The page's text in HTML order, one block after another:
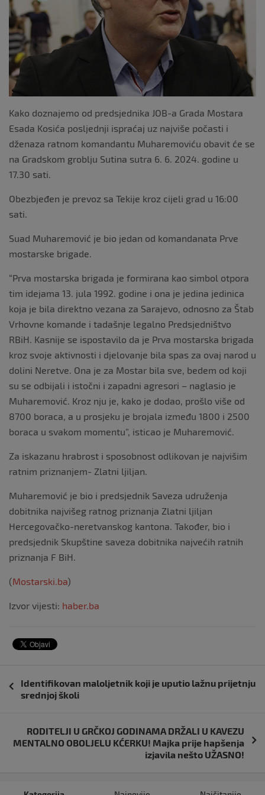
Kako doznajemo od predsjednika JOB-a Grada Mostara
Esada Kosića posljednji ispraćaj uz najviše počasti i
dženaza ratnom komandantu Muharemoviću obavit će se
na Gradskom groblju Sutina sutra 6. 6. 2024. godine u
17.30 sati.
Obezbjeđen je prevoz sa Tekije kroz cijeli grad u 16:00
sati.
Suad Muharemović je bio jedan od komandanata Prve
mostarske brigade.
“Prva mostarska brigada je formirana kao simbol otpora
tim idejama 13. jula 1992. godine i ona je jedina jedinica
koja je bila direktno vezana za Sarajevo, odnosno za Štab
Vrhovne komande i tadašnje legalno Predsjedništvo
RBiH. Kasnije se ispostavilo da je Prva mostarska brigada
kroz svoje aktivnosti i djelovanje bila spas za ovaj narod u
dolini Neretve. Ona je za Mostar bila sve, bedem od koji
su se odbijali i istočni i zapadni agresori – naglasio je
Muharemović. Kroz nju je, kako je dodao, prošlo više od
8700 boraca, a u prosjeku je brojala između 1800 i 2500
boraca u svakom momentu”, isticao je Muharemović.
Za iskazanu hrabrost i sposobnost odlikovan je najvišim
ratnim priznanjem- Zlatni ljiljan.
Muharemović je bio i predsjednik Saveza udruženja
dobitnika najvišeg ratnog priznanja Zlatni ljiljan
Hercegovačko-neretvanskog kantona. Također, bio i
predsjednik Skupštine saveza dobitnika najvećih ratnih
priznanja F BiH.
(Mostarski.ba)
Izvor vijesti: haber.ba
objava
Identifikovan maloljetnik koji je uputio lažnu prijetnju
srednjoj školi
RODITELJI U GRČKOJ GODINAMA DRŽALI U KAVEZU
MENTALNO OBOLJELU KĆERKU! Majka prije hapšenja
izjavila nešto UŽASNO!